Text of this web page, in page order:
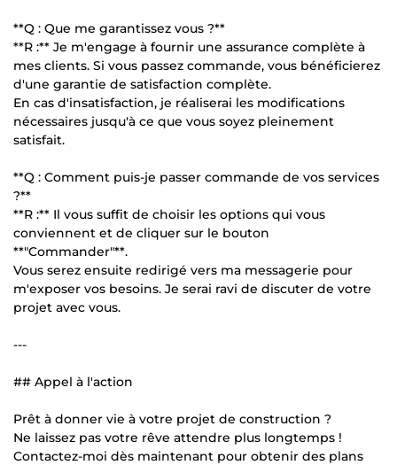
**Q : Que me garantissez vous ?**
**R :** Je m'engage à fournir une assurance complète à
mes clients. Si vous passez commande, vous bénéficierez
d'une garantie de satisfaction complète.
En cas d'insatisfaction, je réaliserai les modifications
nécessaires jusqu'à ce que vous soyez pleinement
satisfait.
**Q : Comment puis-je passer commande de vos services
?**
**R :** Il vous suffit de choisir les options qui vous
conviennent et de cliquer sur le bouton
**"Commander"**.
Vous serez ensuite redirigé vers ma messagerie pour
m'exposer vos besoins. Je serai ravi de discuter de votre
projet avec vous.
---
## Appel à l'action
Prêt à donner vie à votre projet de construction ?
Ne laissez pas votre rêve attendre plus longtemps !
Contactez-moi dès maintenant pour obtenir des plans